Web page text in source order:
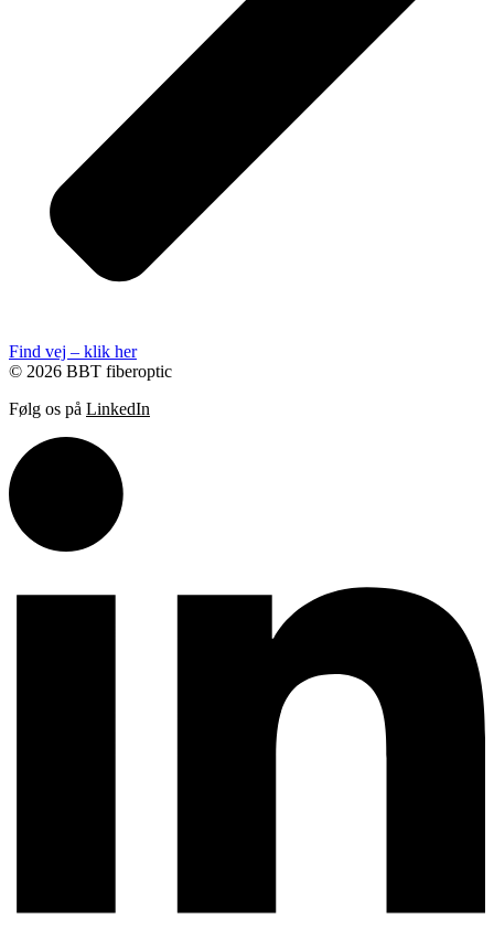
Find vej – klik her
© 2026 BBT fiberoptic
Følg os på LinkedIn